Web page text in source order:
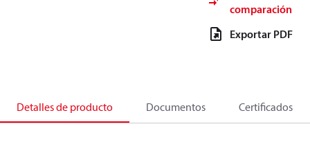
comparación
Exportar PDF
Detalles de producto Documentos Certificados